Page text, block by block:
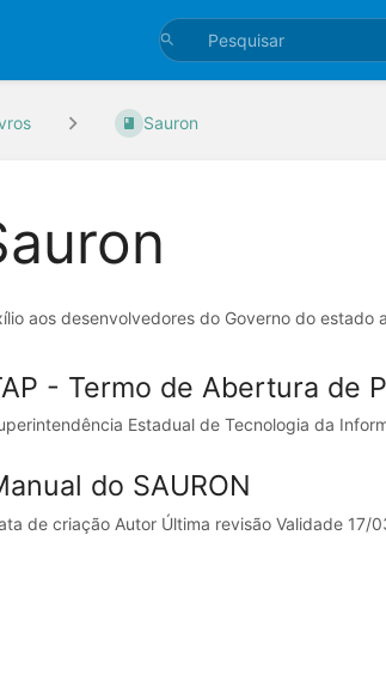
Sauron
aos desenvolvedores do Governo do estado
- Termo de Abertura de
Estadual de Tecnologia da
do SAURON
de criação Autor Última revisão Validade 17/